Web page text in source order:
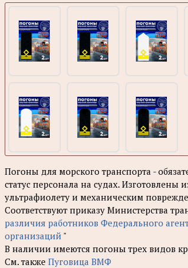
Погоны для морского транспорта -
статус персонала на судах. Изготовлены
ультрафиолету и механическим
Соответствуют приказу Министерства
различия работников Федерального
организаций "
В наличии имеются погоны трех видов
См. также Пуговица ВМФ